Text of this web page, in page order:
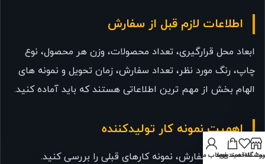
اطلاعات لازم قبل از سفارش
ابعاد محل قرارگیری، تعداد محصولات، وزن هر محصول، نوع
چاپ، رنگ مورد نظر، تعداد سفارش، زمان تحویل و نمونه های
الهام بخش از مهم ترین اطلاعاتی هستند که باید آماده کنید.
اهمیت نمونه کار تولیدکننده
قبل از ثبت سفارش، نمونه کارهای قبلی را بررسی کنید.
علاقه‌مندی‌ها
سبد خریدحساب من